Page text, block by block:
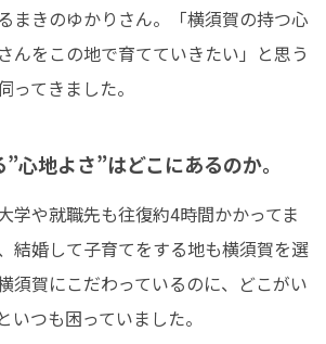
まきのゆかりさん。「横須賀の持つ心
んをこの地で育てていきたい」と思う
ってきました。
心地よさ”はどこにあるのか。
学や就職先も往復約4時間かかってま
結婚して子育てをする地も横須賀を選
須賀にこだわっているのに、どこがい
いつも困っていました。